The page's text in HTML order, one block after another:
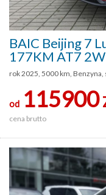
BAIC Beijing 7
177KM AT7
rok 2025, 5000 km, Benzyna,
od 115900
cena brutto